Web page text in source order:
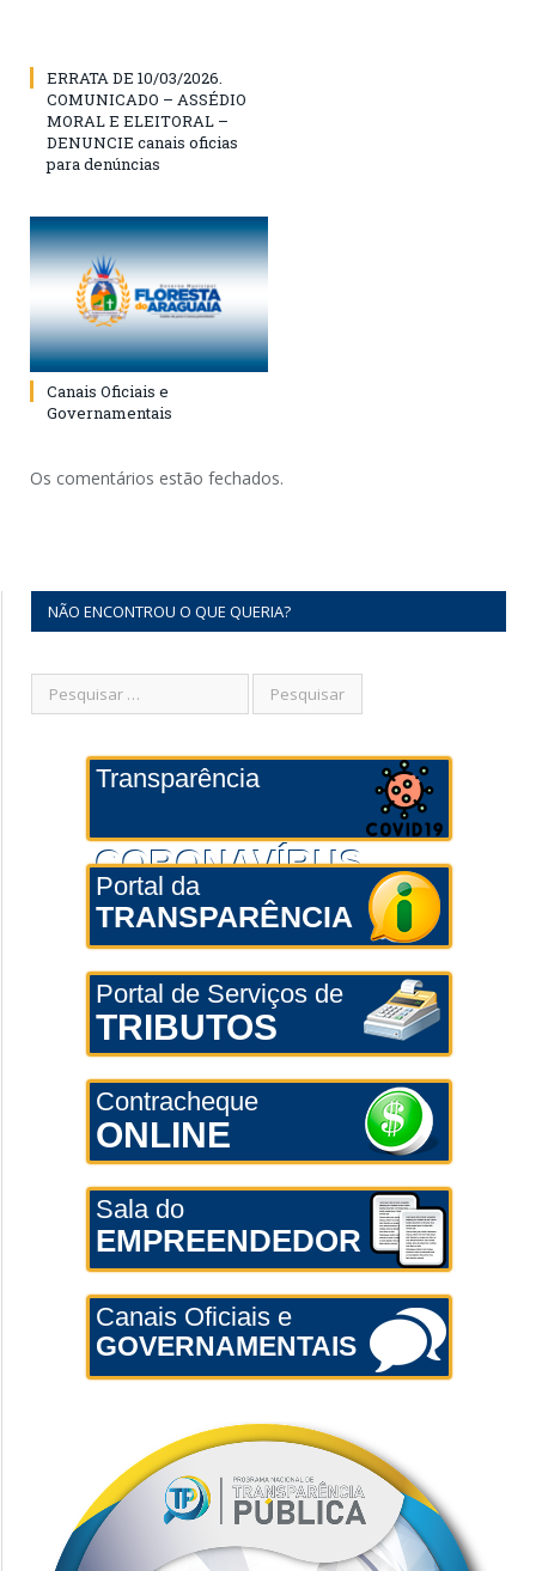
ERRATA DE 10/03/2026.
COMUNICADO – ASSÉDIO
MORAL E ELEITORAL –
DENUNCIE canais oficias
para denúncias
Canais Oficiais e
Governamentais
Os comentários estão fechados.
NÃO ENCONTROU O QUE QUERIA?
Transparência
CORONAVÍRUS
Portal da
TRANSPARÊNCIA
Portal de Serviços de
TRIBUTOS
Contracheque
ONLINE
Sala do
EMPREENDEDOR
Canais Oficiais e
GOVERNAMENTAIS